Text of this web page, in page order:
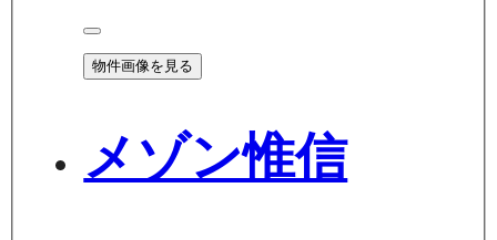
物件画像を見る
メゾン惟信